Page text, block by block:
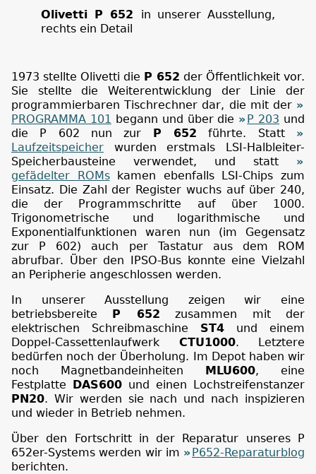
Olivetti P 652 in unserer Ausstellung,
rechts ein Detail
1973 stellte Olivetti die P 652 der Öffentlichkeit vor.
Sie stellte die Weiterentwicklung der Linie der
programmierbaren Tischrechner dar, die mit der
PROGRAMMA 101 begann und über die P 203 und
die P 602 nun zur P 652 führte. Statt
Laufzeitspeicher wurden erstmals LSI-Halbleiter-
Speicherbausteine verwendet, und statt
gefädelter ROMskamen ebenfalls LSI-Chips zum
Einsatz. Die Zahl der Register wuchs auf über 240,
die der Programmschritte auf über 1000.
Trigonometrische und logarithmische und
Exponentialfunktionen waren nun (im Gegensatz
zur P 602) auch per Tastatur aus dem ROM
abrufbar. Über den IPSO-Bus konnte eine Vielzahl
an Peripherie angeschlossen werden.
In unserer Ausstellung zeigen wir eine
betriebsbereite P 652 zusammen mit der
elektrischen Schreibmaschine ST4 und einem
Doppel-Cassettenlaufwerk CTU1000. Letztere
bedürfen noch der Überholung. Im Depot haben wir
noch Magnetbandeinheiten MLU600, eine
Festplatte DAS600 und einen Lochstreifenstanzer
PN20. Wir werden sie nach und nach inspizieren
und wieder in Betrieb nehmen.
Über den Fortschritt in der Reparatur unseres P
652er-Systems werden wir im
P652-Reparaturblog
berichten.